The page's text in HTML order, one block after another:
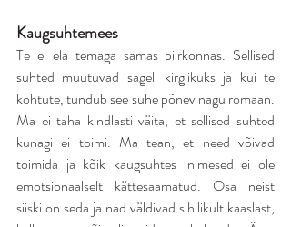
Kaugsuhtemees
Te ei ela temaga samas piirkonnas. Sellised
suhted muutuvad sageli kirglikuks ja kui te
kohtute, tundub see suhe põnev nagu romaan.
Ma ei taha kindlasti väita, et sellised suhted
kunagi ei toimi. Ma tean, et need võivad
toimida ja kõik kaugsuhtes inimesed ei ole
emotsionaalselt kättesaamatud. Osa neist
siiski on seda ja nad väldivad sihilikult kaaslast,